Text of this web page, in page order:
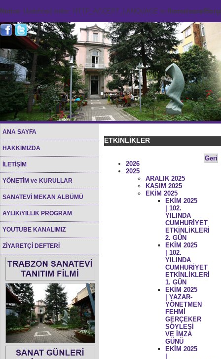
Notice: Undefined index: HTTP_ACCEPT_LANGUAGE in /home/
ANA SAYFA
HAKKIMIZDA
İLETİŞİM
YÖNETİM ve KURULLAR
SANATEVİ MEKAN ALBÜMÜ
AYLIK/YILLIK PROGRAM
YOUTUBE KANALIMIZ
ZİYARETÇİ DEFTERİ
ETKİNLİKLER
Geri
2026
2025
ARALIK 2025
KASIM 2025
EKİM 2025
EKİM 2025
| 102.
YILINDA
CUMHURİYET
ETKİNLİKLERİ
2. GÜN
EKİM 2025
| 102.
YILINDA
CUMHURİYET
ETKİNLİKLERİ
1. GÜN
EKİM 2025
| YAZAR-
YÖNETMEN
FEHMİ
GERÇEKER
SÖYLEŞİ
VE İMZA
GÜNÜ
EKİM 2025